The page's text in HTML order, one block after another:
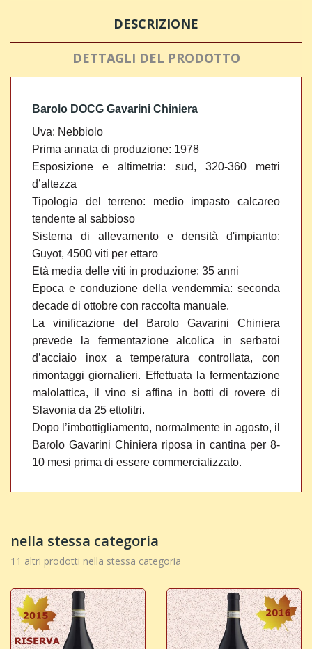
DESCRIZIONE
DETTAGLI DEL PRODOTTO
Barolo DOCG Gavarini Chiniera
Uva: Nebbiolo
Prima annata di produzione: 1978
Esposizione e altimetria: sud, 320-360 metri
d’altezza
Tipologia del terreno: medio impasto calcareo
tendente al sabbioso
Sistema di allevamento e densità d'impianto:
Guyot, 4500 viti per ettaro
Età media delle viti in produzione: 35 anni
Epoca e conduzione della vendemmia: seconda
decade di ottobre con raccolta manuale.
La vinificazione del Barolo Gavarini Chiniera
prevede la fermentazione alcolica in serbatoi
d’acciaio inox a temperatura controllata, con
rimontaggi giornalieri. Effettuata la fermentazione
malolattica, il vino si affina in botti di rovere di
Slavonia da 25 ettolitri.
Dopo l’imbottigliamento, normalmente in agosto, il
Barolo Gavarini Chiniera riposa in cantina per 8-
10 mesi prima di essere commercializzato.
nella stessa categoria
11 altri prodotti nella stessa categoria